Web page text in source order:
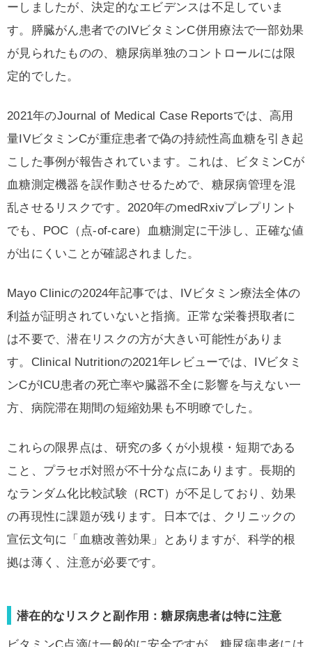
ーしましたが、決定的なエビデンスは不足していま
す。膵臓がん患者でのIVビタミンC併用療法で一部効果
が見られたものの、糖尿病単独のコントロールには限
定的でした。
2021年のJournal of Medical Case Reportsでは、高用
量IVビタミンCが重症患者で偽の持続性高血糖を引き起
こした事例が報告されています。これは、ビタミンCが
血糖測定機器を誤作動させるためで、糖尿病管理を混
乱させるリスクです。2020年のmedRxivプレプリント
でも、POC（点-of-care）血糖測定に干渉し、正確な値
が出にくいことが確認されました。
Mayo Clinicの2024年記事では、IVビタミン療法全体の
利益が証明されていないと指摘。正常な栄養摂取者に
は不要で、潜在リスクの方が大きい可能性がありま
す。Clinical Nutritionの2021年レビューでは、IVビタミ
ンCがICU患者の死亡率や臓器不全に影響を与えない一
方、病院滞在期間の短縮効果も不明瞭でした。
これらの限界点は、研究の多くが小規模・短期である
こと、プラセボ対照が不十分な点にあります。長期的
なランダム化比較試験（RCT）が不足しており、効果
の再現性に課題が残ります。日本では、クリニックの
宣伝文句に「血糖改善効果」とありますが、科学的根
拠は薄く、注意が必要です。
潜在的なリスクと副作用：糖尿病患者は特に注意